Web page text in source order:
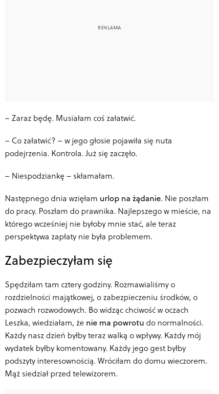
– Zaraz będę. Musiałam coś załatwić.
– Co załatwić? – w jego głosie pojawiła się nuta
podejrzenia. Kontrola. Już się zaczęło.
– Niespodziankę – skłamałam.
Następnego dnia wzięłam urlop na żądanie. Nie poszłam
do pracy. Poszłam do prawnika. Najlepszego w mieście, na
którego wcześniej nie byłoby mnie stać, ale teraz
perspektywa zapłaty nie była problemem.
Zabezpieczyłam się
Spędziłam tam cztery godziny. Rozmawialiśmy o
rozdzielności majątkowej, o zabezpieczeniu środków, o
pozwach rozwodowych. Bo widząc chciwość w oczach
Leszka, wiedziałam, że nie ma powrotu do normalności.
Każdy nasz dzień byłby teraz walką o wpływy. Każdy mój
wydatek byłby komentowany. Każdy jego gest byłby
podszyty interesownością. Wróciłam do domu wieczorem.
Mąż siedział przed telewizorem.